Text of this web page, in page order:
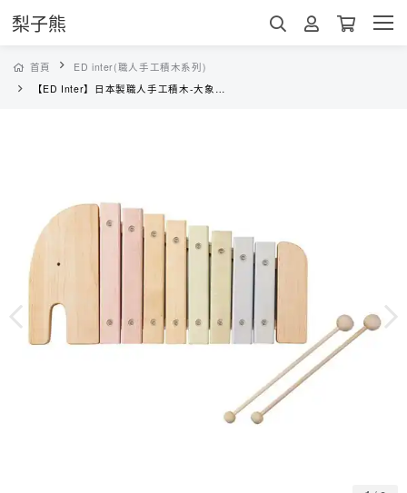
梨子熊
首頁
ED inter(職人手工積木系列)
【ED Inter】日本製職人手工積木-大象木琴